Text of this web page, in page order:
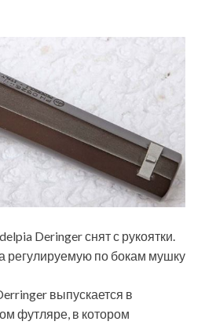
Deringer снят с рукоятки.
регулируемую по бокам мушку
выпускается в
футляре, в котором